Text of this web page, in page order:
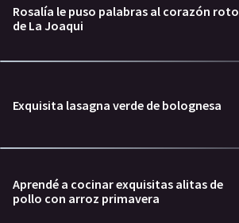
Rosalía le puso palabras al corazón roto
de La Joaqui
Exquisita lasagna verde de bolognesa
Aprendé a cocinar exquisitas alitas de
pollo con arroz primavera